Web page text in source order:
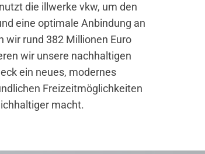
die illwerke vkw, um den
eine optimale Anbindung an
wir rund 382 Millionen Euro
wir unsere nachhaltigen
ein neues, modernes
Freizeitmöglichkeiten
macht.